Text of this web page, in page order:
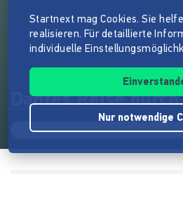
Dantes Reise
Startnext mag Cookies. Sie
realisieren. Für detaillierte
individuelle
Nur notwendige